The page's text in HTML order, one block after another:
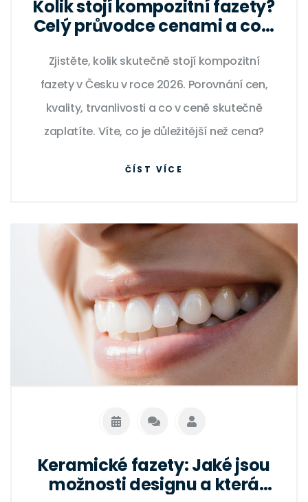
Kolik stojí kompozitní fazety?
Celý průvodce cenami a co v
Zjistěte, kolik skutečně stojí kompozitní
fazety v Česku v roce 2026. Porovnání cen,
kvality, trvanlivosti a co v ceně skutečně
zaplatíte. Víte, co je důležitější než cena?
ČÍST VÍCE
Keramické fazety: Jaké jsou
možnosti designu a která